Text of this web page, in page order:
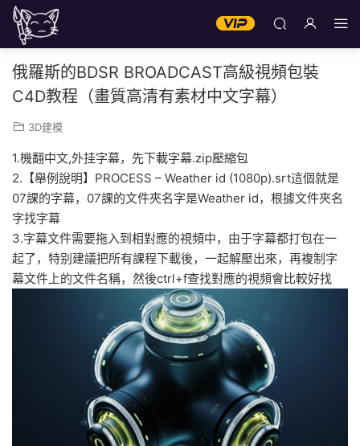
俄羅斯的BDSR BROADCAST高級視頻包裝
C4D教程（畫質高清有素材中文字幕）
3D建模
1.機翻中文,外挂字幕，先下載字幕.zip壓縮包
2.【舉例說明】PROCESS – Weather id (1080p).srt這個就是
07課的字幕，07課的文件夾名字是Weather id，根據文件夾名
字找字幕
3.字幕文件需要拖入到相對應的視頻中，由于字幕都打包在一
起了，特别建議把所有課程下載後，一起解壓出來，再複制字
幕文件上的文件名稱，然後ctrl+f查找對應的視頻會比較好找